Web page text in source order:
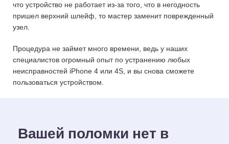
что устройство не работает из-за того, что в негодность
пришел верхний шлейф, то мастер заменит поврежденный
узел.
Процедура не займет много времени, ведь у наших
специалистов огромный опыт по устранению любых
неисправностей iPhone 4 или 4S, и вы снова сможете
пользоваться устройством.
Вашей поломки нет в